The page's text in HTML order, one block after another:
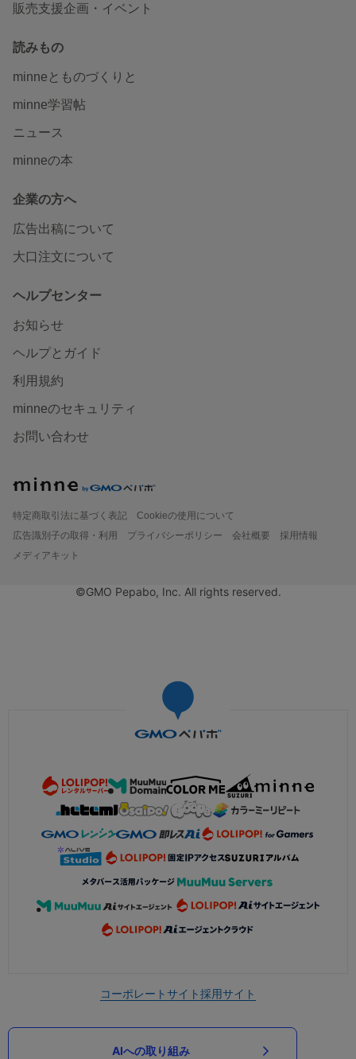
販売支援企画・イベント
読みもの
minneとものづくりと
minne学習帖
ニュース
minneの本
企業の方へ
広告出稿について
大口注文について
ヘルプセンター
お知らせ
ヘルプとガイド
利用規約
minneのセキュリティ
お問い合わせ
特定商取引法に基づく表記
Cookieの使用について
広告識別子の取得・利用
プライバシーポリシー 会社概要
採用情報
メディアキット
©GMO Pepabo, Inc. All rights reserved.
コーポレートサイト採用サイト
AIへの取り組み